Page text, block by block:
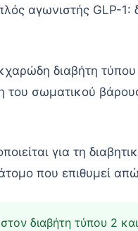
αγωνιστής GLP-1:
διαβήτη
του σωματικού
για τη
που επιθυμεί
διαβήτη τύπου 2